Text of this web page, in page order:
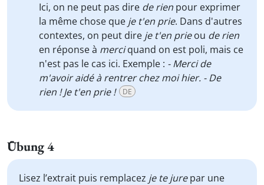
Ici, on ne peut pas dire de rien pour exprimer
la même chose que je t'en prie. Dans d'autres
contextes, on peut dire je t'en prieou de rien
en réponse à merciquand on est poli, mais ce
n'est pas le cas ici. Exemple : - Merci de
m'avoir aidé à rentrer chez moi hier. - De
rien ! Je t'en prie !
DE
Übung 4
Lisez l’extrait puis remplacez je te jurepar une